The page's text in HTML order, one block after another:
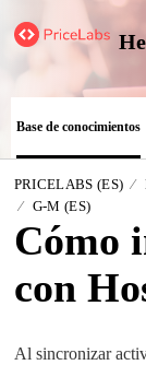
Base de conocimientos
PRICELABS (ES)
G-M (ES)
Cómo
con
Al sincronizar